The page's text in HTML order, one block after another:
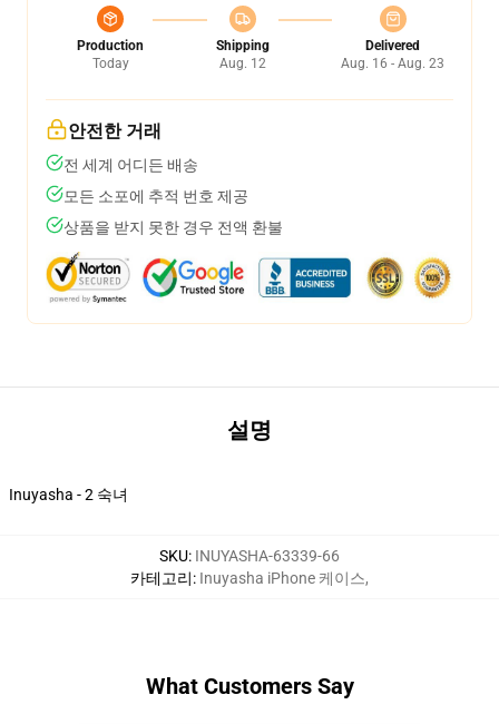
Production
Today
Shipping
Aug. 12
Delivered
Aug. 16 - Aug. 23
안전한 거래
전 세계 어디든 배송
모든 소포에 추적 번호 제공
상품을 받지 못한 경우 전액 환불
설명
Inuyasha - 2 숙녀
SKU: INUYASHA-63339-66
카테고리: Inuyasha iPhone 케이스,
What Customers Say